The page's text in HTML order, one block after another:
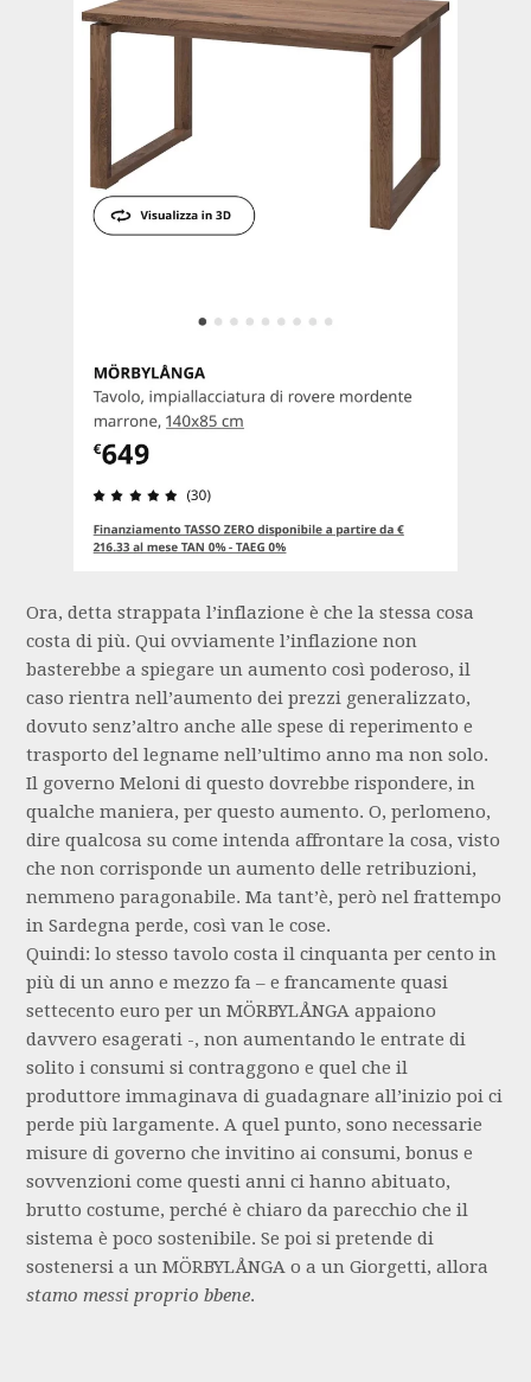
Ora, detta strappata l’inflazione è che la stessa cosa
costa di più. Qui ovviamente l’inflazione non
basterebbe a spiegare un aumento così poderoso, il
caso rientra nell’aumento dei prezzi generalizzato,
dovuto senz’altro anche alle spese di reperimento e
trasporto del legname nell’ultimo anno ma non solo.
Il governo Meloni di questo dovrebbe rispondere, in
qualche maniera, per questo aumento. O, perlomeno,
dire qualcosa su come intenda affrontare la cosa, visto
che non corrisponde un aumento delle retribuzioni,
nemmeno paragonabile. Ma tant’è, però nel frattempo
in Sardegna perde, così van le cose.
Quindi: lo stesso tavolo costa il cinquanta per cento in
più di un anno e mezzo fa – e francamente quasi
settecento euro per un MÖRBYLÅNGA appaiono
davvero esagerati -, non aumentando le entrate di
solito i consumi si contraggono e quel che il
produttore immaginava di guadagnare all’inizio poi ci
perde più largamente. A quel punto, sono necessarie
misure di governo che invitino ai consumi, bonus e
sovvenzioni come questi anni ci hanno abituato,
brutto costume, perché è chiaro da parecchio che il
sistema è poco sostenibile. Se poi si pretende di
sostenersi a un MÖRBYLÅNGA o a un Giorgetti, allora
stamo messi proprio bbene.